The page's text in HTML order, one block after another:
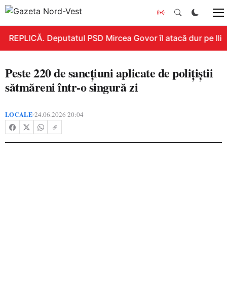
REPLICĂ. Deputatul PSD Mircea Govor îl atacă dur pe
Peste 220 de sancțiuni aplicate de polițiștii
sătmăreni într-o singură zi
LOCALE•24.06.2026 20:04